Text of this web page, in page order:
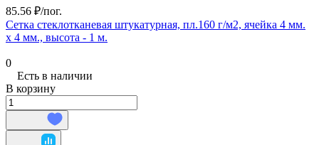
85.56 ₽/пог.
Сетка стеклотканевая штукатурная, пл.160 г/м2, ячейка 4 мм.
х 4 мм., высота - 1 м.
0
Есть в наличии
В корзину